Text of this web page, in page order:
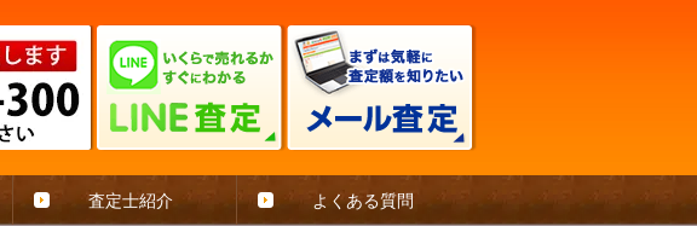
査定士紹介 よくある質問